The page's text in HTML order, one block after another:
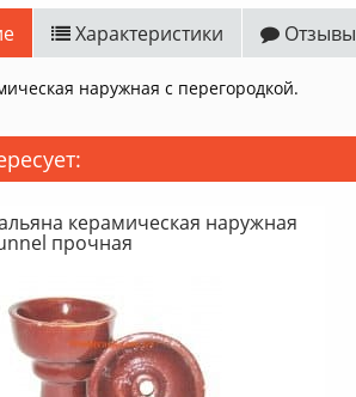
Характеристики Отзывы
наружная с перегородкой.
керамическая наружная
прочная